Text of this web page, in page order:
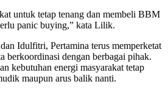
untuk tetap tenang dan membeli BBM
panic buying,” kata Lilik.
Idulfitri, Pertamina terus memperketat
berkoordinasi dengan berbagai pihak.
kebutuhan energi masyarakat tetap
maupun arus balik nanti.